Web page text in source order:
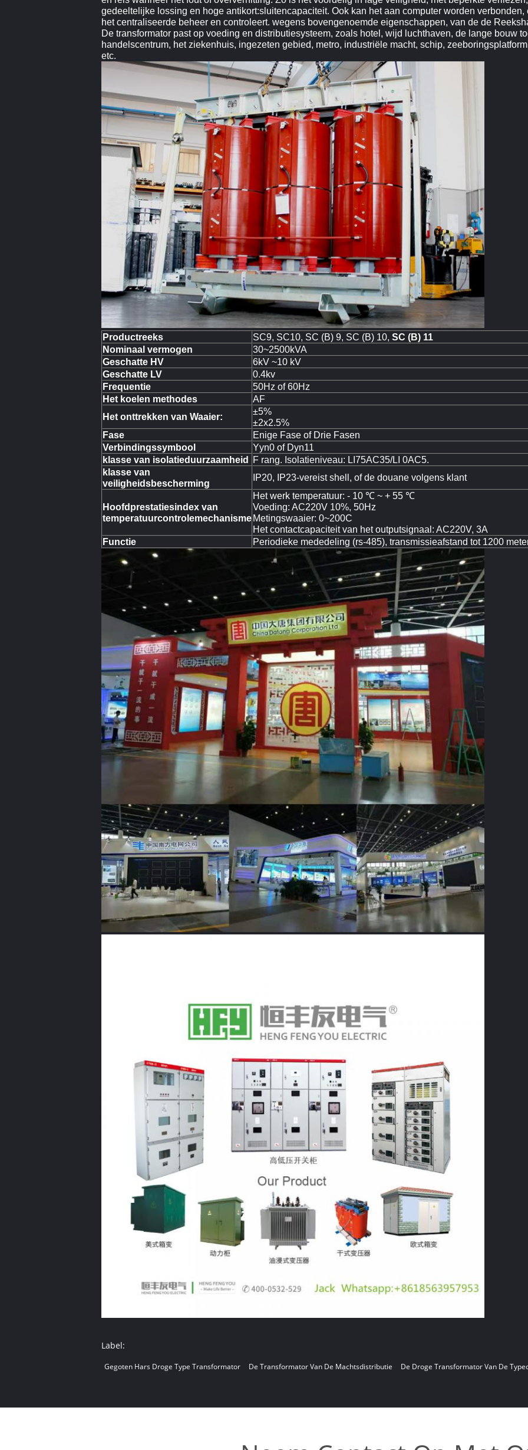
gedeeltelijke lossing en hoge antikort:sluitencapaciteit. Ook kan het aan computer worden verbonden,
het centraliseerde beheer en controleert. wegens bovengenoemde eigenschappen, van de de
De transformator past op voeding en distributiesysteem, zoals hotel, wijd luchthaven, de lange bouw
handelscentrum, het ziekenhuis, ingezeten gebied, metro, industriële macht, schip, zeeboringsplatform
etc.
Productreeks SC9, SC10, SC (B) 9, SC (B) 10, SC (B) 11
Nominaal vermogen
30~2500kVA
Geschatte HV
6kV ~10 kV
Geschatte LV
0.4kv
Frequentie
50Hz of 60Hz
Het koelen methodes
AF
Het onttrekken van Waaier:
±5%
±2x2.5%
Fase
Enige Fase of Drie Fasen
Verbindingssymbool
Yyn0 of Dyn11
klasse van isolatieduurzaamheid
F rang. Isolatieniveau: LI75AC35/LI 0AC5.
klasse van
veiligheidsbescherming
IP20, IP23-vereist shell, of de douane volgens klant
Hoofdprestatiesindex van
temperatuurcontrolemechanisme
Het werk temperatuur: - 10 ℃ ~ + 55 ℃
Voeding: AC220V 10%, 50Hz
Metingswaaier: 0~200C
Het contactcapaciteit van het outputsignaal: AC220V, 3A
Functie
Periodieke mededeling (rs-485), transmissieafstand tot 1200
Label:
Gegoten Hars Droge Type Transformator De Transformator Van De Machtsdistributie De Droge Transformator Van De